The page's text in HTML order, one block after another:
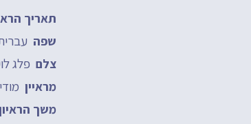
תאריך
שפה
צלם פלג
מראיין
משך הראיון